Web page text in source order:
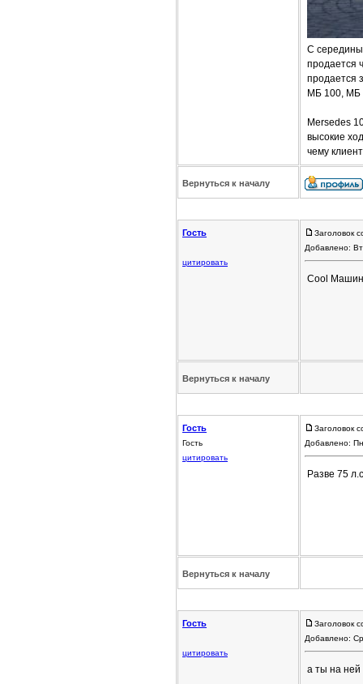
C середины
продается
продается
МБ 100, МБ
Mersedes
высокие
чему
Вернуться к началу
Гость
цитировать
Заголовок
Добавлено:
Cool
Вернуться к началу
Гость
Гость
цитировать
Заголовок
Добавлено:
Разве 75
Вернуться к началу
Гость
цитировать
Заголовок
Добавлено:
а ты на